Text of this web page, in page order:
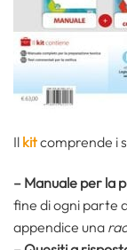
Il kitcomprende i
– Manuale per la
fine di ogni parte
appendice una